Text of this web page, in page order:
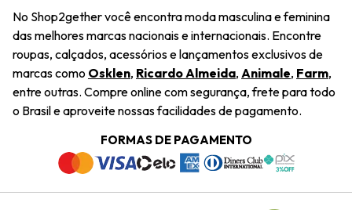
Saiu na Mídia
Sustentabilidade
Navegando
Termos e Condições
Trabalhe Conosco
Regulamento e Promoções
Wishlist
Troca Fácil
Restituição de Pagamento
Dúvidas Frequentes
Termos e Condições
Política de Privacidade
No Shop2gether você encontra moda masculina e feminina
das melhores marcas nacionais e internacionais. Encontre
roupas, calçados, acessórios e lançamentos exclusivos de
marcas como Osklen, Ricardo Almeida, Animale, Farm,
entre outras. Compre online com segurança, frete para todo
o Brasil e aproveite nossas facilidades de pagamento.
FORMAS DE PAGAMENTO